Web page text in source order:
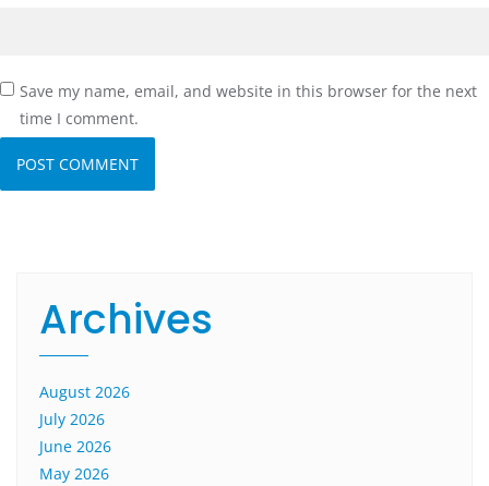
Save my name, email, and website in this browser for the next
time I comment.
Archives
August 2026
July 2026
June 2026
May 2026